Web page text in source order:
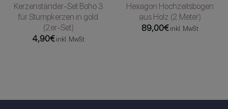
Kerzenständer-Set Boho 3
für Stumpkerzen in gold
(2er-Set)
4,90€ inkl. MwSt
Hexagon Hochzeitsbogen
aus Holz (2 Meter)
89,00€ inkl. MwSt